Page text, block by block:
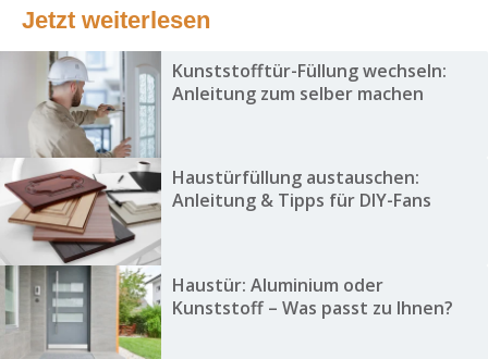
Jetzt weiterlesen
Kunststofftür-Füllung wechseln:
Anleitung zum selber machen
Haustürfüllung austauschen:
Anleitung & Tipps für DIY-Fans
Haustür: Aluminium oder
Kunststoff – Was passt zu Ihnen?